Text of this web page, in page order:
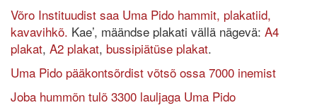
Võro Instituudist saa Uma Pido hammit, plakatiid,
kavavihkõ. Kae’, määndse plakati vällä nägevä: A4
plakat, A2 plakat, bussipiätüse plakat.
Uma Pido pääkontsõrdist võtsõ ossa 7000 inemist
Joba hummõn tulõ 3300 lauljaga Uma Pido